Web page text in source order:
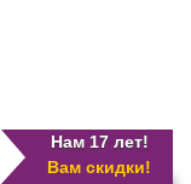
Нам 17 лет!
Вам скидки!